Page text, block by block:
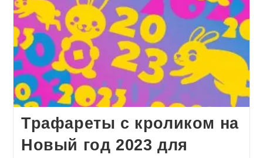
Трафареты с кроликом на
Новый год 2023 для